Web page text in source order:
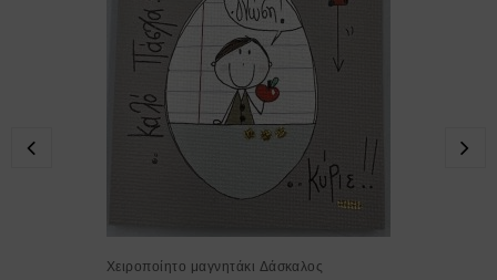
Χειροποίητο μαγνητάκι Δάσκαλος